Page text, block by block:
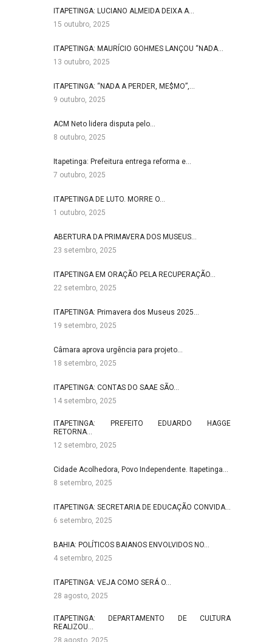
ITAPETINGA: LUCIANO ALMEIDA DEIXA A…
15 outubro, 2025
ITAPETINGA: MAURÍCIO GOHMES LANÇOU “NADA…
13 outubro, 2025
ITAPETINGA: “NADA A PERDER, ME$MO”,…
9 outubro, 2025
ACM Neto lidera disputa pelo…
8 outubro, 2025
Itapetinga: Prefeitura entrega reforma e…
7 outubro, 2025
ITAPETINGA DE LUTO. MORRE O…
1 outubro, 2025
ABERTURA DA PRIMAVERA DOS MUSEUS…
23 setembro, 2025
ITAPETINGA EM ORAÇÃO PELA RECUPERAÇÃO…
22 setembro, 2025
ITAPETINGA: Primavera dos Museus 2025…
19 setembro, 2025
Câmara aprova urgência para projeto…
18 setembro, 2025
ITAPETINGA: CONTAS DO SAAE SÃO…
14 setembro, 2025
ITAPETINGA: PREFEITO EDUARDO HAGGE
RETORNA…
12 setembro, 2025
Cidade Acolhedora, Povo Independente. Itapetinga…
8 setembro, 2025
ITAPETINGA: SECRETARIA DE EDUCAÇÃO CONVIDA…
6 setembro, 2025
BAHIA: POLÍTICOS BAIANOS ENVOLVIDOS NO…
4 setembro, 2025
ITAPETINGA: VEJA COMO SERÁ O…
28 agosto, 2025
ITAPETINGA: DEPARTAMENTO DE CULTURA
REALIZOU…
28 agosto, 2025